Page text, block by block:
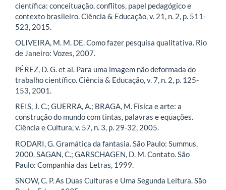
científica: conceituação, conflitos, papel pedagógico e
contexto brasileiro. Ciência & Educação, v. 21, n. 2, p. 511-
523, 2015.
OLIVEIRA, M. M. DE. Como fazer pesquisa qualitativa. Rio
de Janeiro: Vozes, 2007.
PÉREZ, D. G. et al. Para uma imagem não deformada do
trabalho científico. Ciência & Educação, v. 7, n. 2, p. 125-
153, 2001.
REIS, J. C.; GUERRA, A.; BRAGA, M. Física e arte: a
construção do mundo com tintas, palavras e equações.
Ciência e Cultura, v. 57, n. 3, p. 29-32, 2005.
RODARI, G. Gramática da fantasia. São Paulo: Summus,
2000. SAGAN, C.; GARSCHAGEN, D. M. Contato. São
Paulo: Companhia das Letras, 1999.
SNOW, C. P. As Duas Culturas e Uma Segunda Leitura. São